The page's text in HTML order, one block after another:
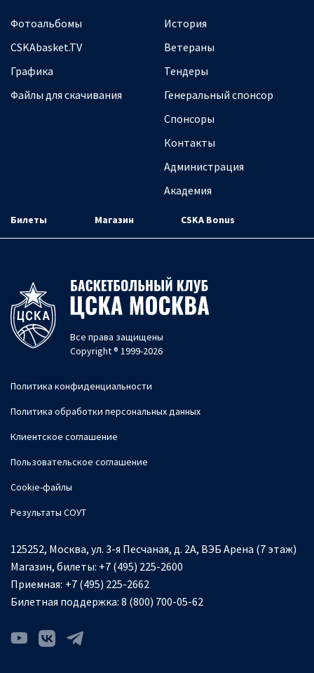
Фотоальбомы
CSKAbasket.TV
Графика
Файлы для скачивания
История
Ветераны
Тендеры
Генеральный спонсор
Спонсоры
Контакты
Администрация
Академия
Билеты Магазин CSKA Bonus
Все права защищены
Copyright ® 1999-2026
Политика конфиденциальности
Политика обработки персональных данных
Клиентское соглашение
Пользовательское соглашение
Cookie-файлы
Результаты СОУТ
125252, Москва, ул. 3-я Песчаная, д. 2А, ВЭБ Арена (7 этаж)
Магазин, билеты: +7 (495) 225-2600
Приемная: +7 (495) 225-2662
Билетная поддержка: 8 (800) 700-05-62